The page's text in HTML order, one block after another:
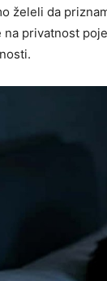
želeli da
privatnost